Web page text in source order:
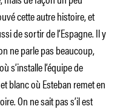
cette autre histoire, et
de sortir de l’Espagne. Il y
ne parle pas beaucoup,
s’installe l’équipe de
blanc où Esteban remet en
On ne sait pas s’il est